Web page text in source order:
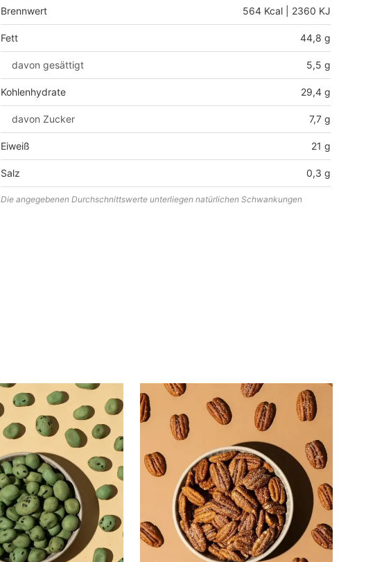
Brennwert 564 Kcal | 2360 KJ
Fett 44,8 g
davon gesättigt 5,5 g
Kohlenhydrate 29,4 g
davon Zucker 7,7 g
Eiweiß 21 g
Salz 0,3 g
Die angegebenen Durchschnittswerte unterliegen natürlichen Schwankungen